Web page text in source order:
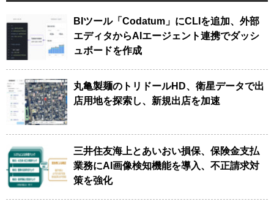
BIツール「Codatum」にCLIを追加、外部
エディタからAIエージェント連携でダッシ
ュボードを作成
丸亀製麺のトリドールHD、衛星データで出
店用地を探索し、新規出店を加速
三井住友海上とあいおい損保、保険金支払
業務にAI画像検知機能を導入、不正請求対
策を強化